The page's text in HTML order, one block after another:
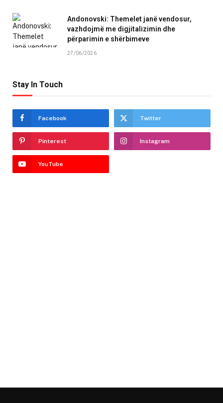
Andonovski: Themelet janë vendosur,
vazhdojmë me digjitalizimin dhe
përparimin e shërbimeve
27/06/2026
Stay In Touch
Facebook Twitter
Pinterest Instagram
YouTube